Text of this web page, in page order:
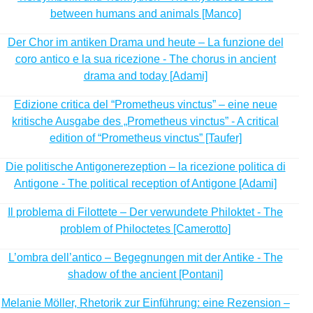
between humans and animals [Manco]
Der Chor im antiken Drama und heute – La funzione del
coro antico e la sua ricezione - The chorus in ancient
drama and today [Adami]
Edizione critica del “Prometheus vinctus” – eine neue
kritische Ausgabe des „Prometheus vinctus” - A critical
edition of “Prometheus vinctus” [Taufer]
Die politische Antigonerezeption – la ricezione politica di
Antigone - The political reception of Antigone [Adami]
Il problema di Filottete – Der verwundete Philoktet - The
problem of Philoctetes [Camerotto]
L’ombra dell’antico – Begegnungen mit der Antike - The
shadow of the ancient [Pontani]
Melanie Möller, Rhetorik zur Einführung: eine Rezension –